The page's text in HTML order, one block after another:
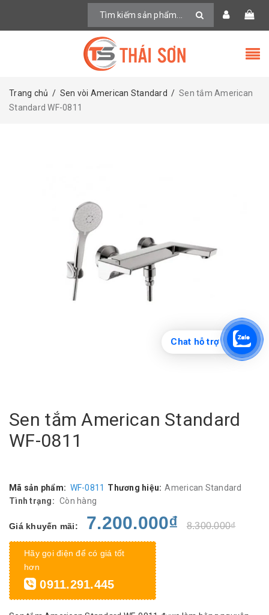
Trang chủ / Sen vòi American Standard / Sen tắm American
Standard WF-0811
Sen tắm American Standard
WF-0811
Mã sản phẩm: WF-0811 Thương hiệu: American Standard
Tình trạng: Còn hàng
Giá khuyến mãi: 7.200.000₫ 8.300.000₫
Hãy gọi điện để có giá tốt
hơn
0911.291.445
Chat hỗ trợ